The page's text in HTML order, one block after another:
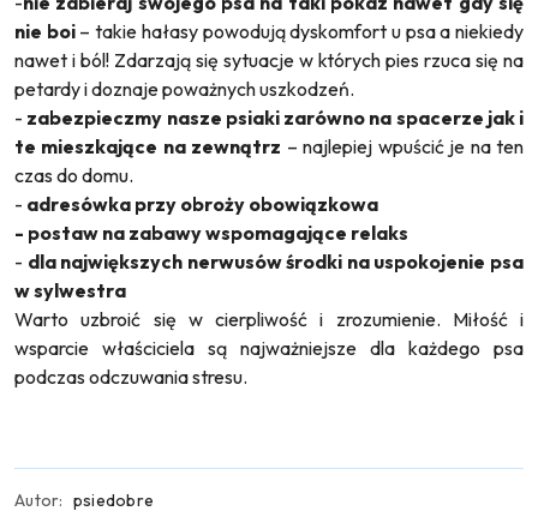
nie boi– takie hałasy powodują dyskomfort u psa a niekiedy
nawet i ból! Zdarzają się sytuacje w których pies rzuca się na
petardy i doznaje poważnych uszkodzeń.
- zabezpieczmy nasze psiaki zarówno na spacerze jak i
te mieszkające na zewnątrz – najlepiej wpuścić je na ten
czas do domu.
- adresówka przy obroży obowiązkowa
- postaw na zabawy wspomagające relaks
- dla największych nerwusów środki na uspokojenie psa
w sylwestra
Warto uzbroić się w cierpliwość i zrozumienie. Miłość i
wsparcie właściciela są najważniejsze dla każdego psa
podczas odczuwania stresu.
Autor: psiedobre